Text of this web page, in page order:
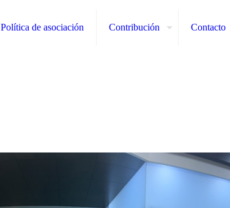
Política de asociación Contribución Contacto